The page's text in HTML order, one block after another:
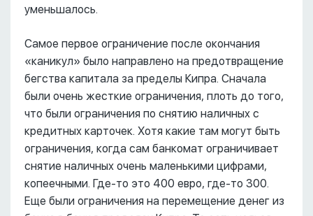
уменьшалось.
Самое первое ограничение после окончания
«каникул» было направлено на предотвращение
бегства капитала за пределы Кипра. Сначала
были очень жесткие ограничения, плоть до того,
что были ограничения по снятию наличных с
кредитных карточек. Хотя какие там могут быть
ограничения, когда сам банкомат ограничивает
снятие наличных очень маленькими цифрами,
копеечными. Где-то это 400 евро, где-то 300.
Еще были ограничения на перемещение денег из